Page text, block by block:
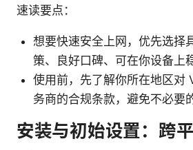
速读要点：
想要快速安全上网，优先选择
策、良好口碑、可在你设备上
使用前，先了解你所在地区对
务商的合规条款，避免不必要
安装与初始设置：跨